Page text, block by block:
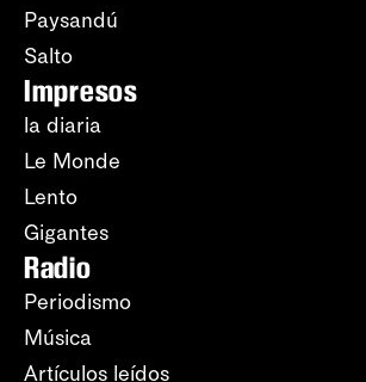
Paysandú
Salto
Impresos
la diaria
Le Monde
Lento
Gigantes
Radio
Periodismo
Música
Artículos leídos